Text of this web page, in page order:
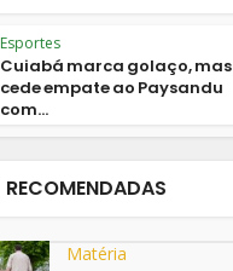
Esportes
Cuiabá marca golaço, mas
cede empate ao Paysandu
com...
RECOMENDADAS
Matéria